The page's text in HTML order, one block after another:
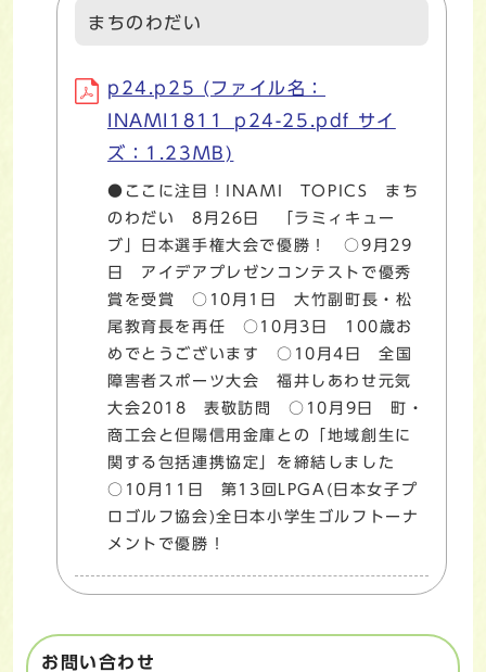
まちのわだい
p24.p25 (ファイル名：
INAMI1811_p24-25.pdf サイ
ズ：1.23MB)
●ここに注目！INAMI TOPICS まち
のわだい 8月26日 「ラミィキュー
ブ」日本選手権大会で優勝！ ○9月29
日 アイデアプレゼンコンテストで優秀
賞を受賞 ○10月1日 大竹副町長・松
尾教育長を再任 ○10月3日 100歳お
めでとうございます ○10月4日 全国
障害者スポーツ大会 福井しあわせ元気
大会2018 表敬訪問 ○10月9日 町・
商工会と但陽信用金庫との「地域創生に
関する包括連携協定」を締結しました
○10月11日 第13回LPGA(日本女子プ
ロゴルフ協会)全日本小学生ゴルフトーナ
メントで優勝！
お問い合わせ